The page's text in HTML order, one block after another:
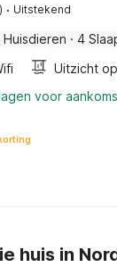
· Uitstekend
Huisdieren · 4
voor
huis in